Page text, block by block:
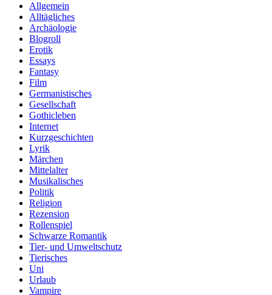
Allgemein
Alltägliches
Archäologie
Blogroll
Erotik
Essays
Fantasy
Film
Germanistisches
Gesellschaft
Gothicleben
Internet
Kurzgeschichten
Lyrik
Märchen
Mittelalter
Musikalisches
Politik
Religion
Rezension
Rollenspiel
Schwarze Romantik
Tier- und Umweltschutz
Tierisches
Uni
Urlaub
Vampire